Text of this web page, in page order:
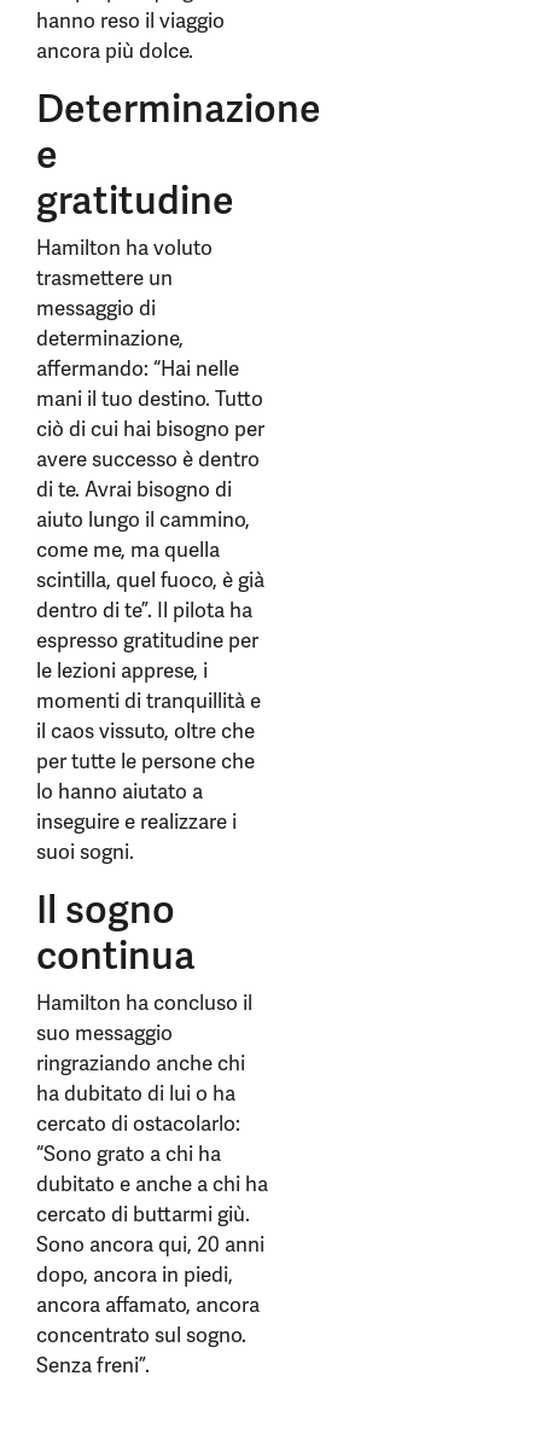
hanno reso il viaggio
ancora più dolce.
Determinazione
e
gratitudine
Hamilton ha voluto
trasmettere un
messaggio di
determinazione,
affermando: “Hai nelle
mani il tuo destino. Tutto
ciò di cui hai bisogno per
avere successo è dentro
di te. Avrai bisogno di
aiuto lungo il cammino,
come me, ma quella
scintilla, quel fuoco, è già
dentro di te”. Il pilota ha
espresso gratitudine per
le lezioni apprese, i
momenti di tranquillità e
il caos vissuto, oltre che
per tutte le persone che
lo hanno aiutato a
inseguire e realizzare i
suoi sogni.
Il sogno
continua
Hamilton ha concluso il
suo messaggio
ringraziando anche chi
ha dubitato di lui o ha
cercato di ostacolarlo:
“Sono grato a chi ha
dubitato e anche a chi ha
cercato di buttarmi giù.
Sono ancora qui, 20 anni
dopo, ancora in piedi,
ancora affamato, ancora
concentrato sul sogno.
Senza freni”.